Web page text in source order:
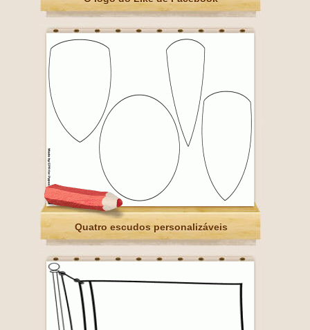
Quatro escudos personalizáveis